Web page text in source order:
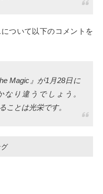
ついて以下のコメントを
Magic』が1月28日に
り違うでしょう。
ことは光栄です。